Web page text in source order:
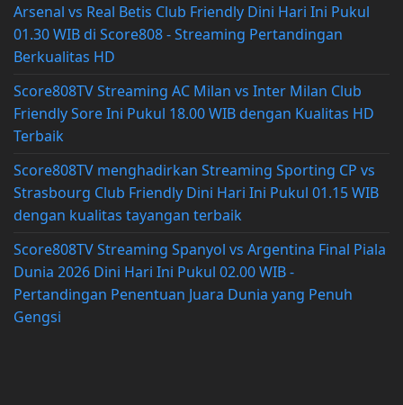
Arsenal vs Real Betis Club Friendly Dini Hari Ini Pukul
01.30 WIB di Score808 - Streaming Pertandingan
Berkualitas HD
Score808TV Streaming AC Milan vs Inter Milan Club
Friendly Sore Ini Pukul 18.00 WIB dengan Kualitas HD
Terbaik
Score808TV menghadirkan Streaming Sporting CP vs
Strasbourg Club Friendly Dini Hari Ini Pukul 01.15 WIB
dengan kualitas tayangan terbaik
Score808TV Streaming Spanyol vs Argentina Final Piala
Dunia 2026 Dini Hari Ini Pukul 02.00 WIB -
Pertandingan Penentuan Juara Dunia yang Penuh
Gengsi